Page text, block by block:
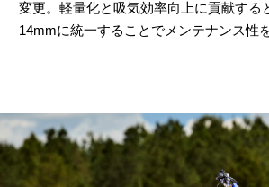
変更。軽量化と吸気効率向上に貢献する
14mmに統一することでメンテナンス性